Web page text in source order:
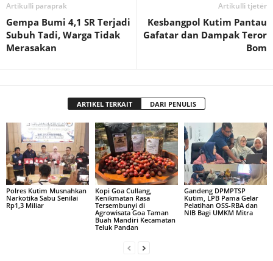
Artikulli paraprak
Gempa Bumi 4,1 SR Terjadi
Subuh Tadi, Warga Tidak
Merasakan
Artikulli tjetër
Kesbangpol Kutim Pantau
Gafatar dan Dampak Teror
Bom
ARTIKEL TERKAIT DARI PENULIS
Polres Kutim Musnahkan
Narkotika Sabu Senilai
Rp1,3 Miliar
Kopi Goa Cullang,
Kenikmatan Rasa
Tersembunyi di
Agrowisata Goa Taman
Buah Mandiri Kecamatan
Teluk Pandan
Gandeng DPMPTSP
Kutim, LPB Pama Gelar
Pelatihan OSS-RBA dan
NIB Bagi UMKM Mitra